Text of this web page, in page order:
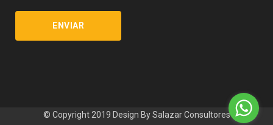
© Copyright 2019 Design BySalazar Consultores